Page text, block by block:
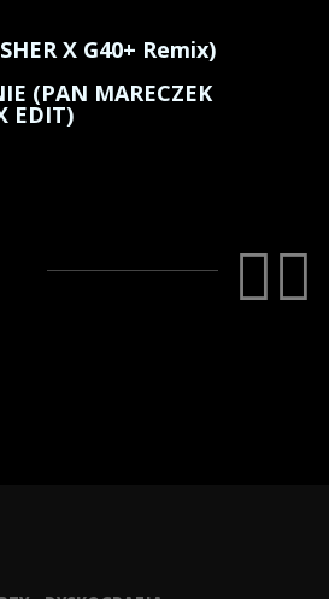
X G40+ Remix)
(PAN MARECZEK
EDIT)